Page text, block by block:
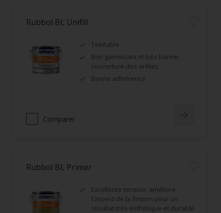
Rubbol BL Unifill
Teintable
Bon garnissant et très bonne
couverture des arêtes
Bonne adhérence
Comparer
Rubbol BL Primer
Excellente tension: améliore
l'aspect de la finition pour un
résultat très esthétique et durable